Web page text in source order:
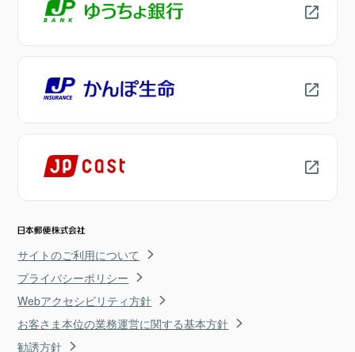
サイトのご利用について
プライバシーポリシー
Webアクセシビリティ方針
お客さま本位の業務運営に関する基本方針
勧誘方針